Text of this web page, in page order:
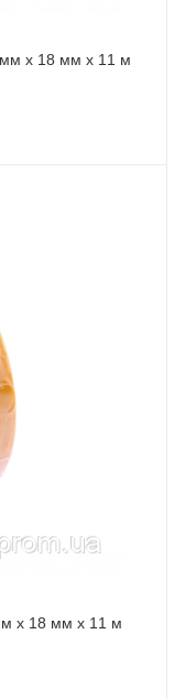
мм х 18 мм х 11 м
х 18 мм х 11 м